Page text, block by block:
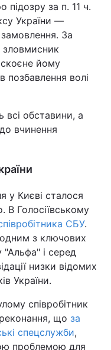
підозру за п. 11 ч.
України —
За
зловмисник
йому
позбавлення волі
обставини, а
вчинення
у Києві сталося
В Голосіївському
СБУ.
з ключових
"Альфа" і серед
низки відомих
України.
співробітник
що за
спецслужби,
проблемою для